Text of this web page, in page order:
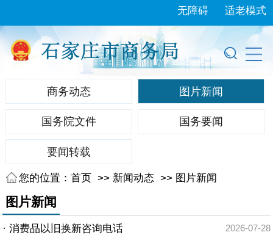
无障碍 适老模式
商务动态 图片新闻
国务院文件 国务要闻
要闻转载
您的位置：首页 >> 新闻动态 >> 图片新闻
图片新闻
· 消费品以旧换新咨询电话 2026-07-28